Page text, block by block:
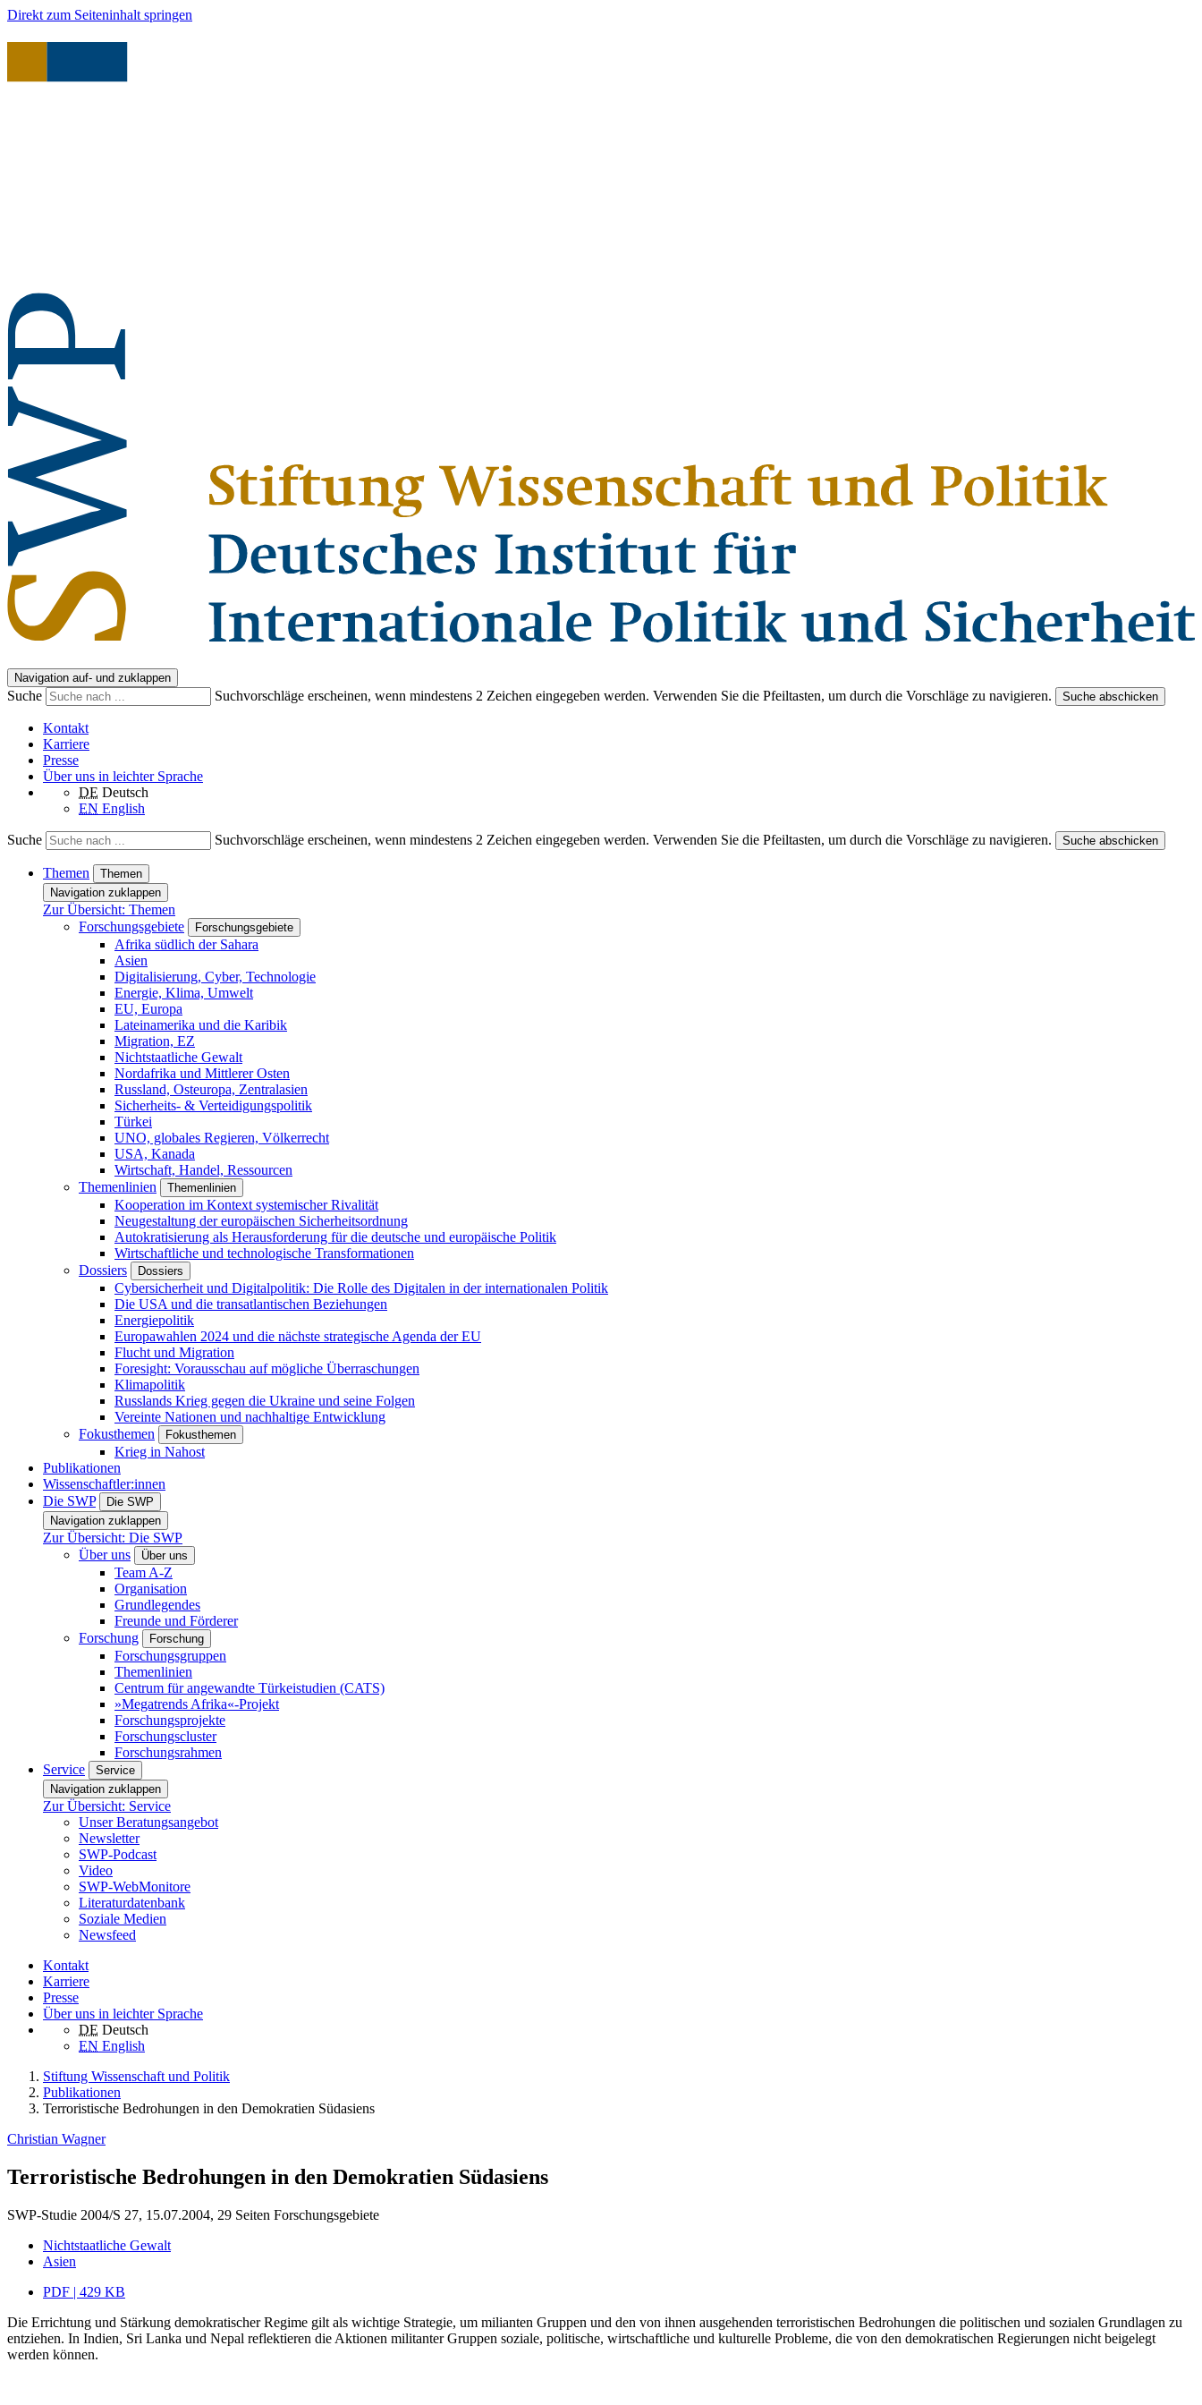
Direkt zum Seiteninhalt springen
Navigation auf- und zuklappen
Suche Suchvorschläge erscheinen, wenn mindestens 2 Zeichen eingegeben werden. Verwenden Sie die Pfeiltasten, um durch die Vorschläge zu navigieren. Suche abschicken
Kontakt
Karriere
Presse
Über uns in leichter Sprache
DE Deutsch
EN English
Suche Suchvorschläge erscheinen, wenn mindestens 2 Zeichen eingegeben werden. Verwenden Sie die Pfeiltasten, um durch die Vorschläge zu navigieren. Suche abschicken
Themen
Themen
Navigation zuklappen
Zur Übersicht: Themen
Forschungsgebiete
Forschungsgebiete
Afrika südlich der Sahara
Asien
Digitalisierung, Cyber, Technologie
Energie, Klima, Umwelt
EU, Europa
Lateinamerika und die Karibik
Migration, EZ
Nichtstaatliche Gewalt
Nordafrika und Mittlerer Osten
Russland, Osteuropa, Zentralasien
Sicherheits- & Verteidigungspolitik
Türkei
UNO, globales Regieren, Völkerrecht
USA, Kanada
Wirtschaft, Handel, Ressourcen
Themenlinien
Themenlinien
Kooperation im Kontext systemischer Rivalität
Neugestaltung der europäischen Sicherheitsordnung
Autokratisierung als Herausforderung für die deutsche und europäische Politik
Wirtschaftliche und technologische Transformationen
Dossiers
Dossiers
Cybersicherheit und Digitalpolitik: Die Rolle des Digitalen in der internationalen Politik
Die USA und die transatlantischen Beziehungen
Energiepolitik
Europawahlen 2024 und die nächste strategische Agenda der EU
Flucht und Migration
Foresight: Vorausschau auf mögliche Überraschungen
Klimapolitik
Russlands Krieg gegen die Ukraine und seine Folgen
Vereinte Nationen und nachhaltige Entwicklung
Fokusthemen
Fokusthemen
Krieg in Nahost
Publikationen
Wissenschaftler:innen
Die SWP
Die SWP
Navigation zuklappen
Zur Übersicht: Die SWP
Über uns
Über uns
Team A-Z
Organisation
Grundlegendes
Freunde und Förderer
Forschung
Forschung
Forschungsgruppen
Themenlinien
Centrum für angewandte Türkeistudien (CATS)
»Megatrends Afrika«-Projekt
Forschungsprojekte
Forschungscluster
Forschungsrahmen
Service
Service
Navigation zuklappen
Zur Übersicht: Service
Unser Beratungsangebot
Newsletter
SWP-Podcast
Video
SWP-WebMonitore
Literaturdatenbank
Soziale Medien
Newsfeed
Kontakt
Karriere
Presse
Über uns in leichter Sprache
DE Deutsch
EN English
Stiftung Wissenschaft und Politik
Publikationen
Terroristische Bedrohungen in den Demokratien Südasiens
Christian Wagner
Terroristische Bedrohungen in den Demokratien Südasiens
SWP-Studie 2004/S 27, 15.07.2004, 29 Seiten Forschungsgebiete
Nichtstaatliche Gewalt
Asien
PDF | 429 KB
Die Errichtung und Stärkung demokratischer Regime gilt als wichtige Strategie, um milianten Gruppen und den von ihnen ausgehenden terroristischen Bedrohungen die politischen und sozialen Grundlagen zu
entziehen. In Indien, Sri Lanka und Nepal reflektieren die Aktionen militanter Gruppen soziale, politische, wirtschaftliche und kulturelle Probleme, die von den demokratischen Regierungen nicht beigelegt
werden können.